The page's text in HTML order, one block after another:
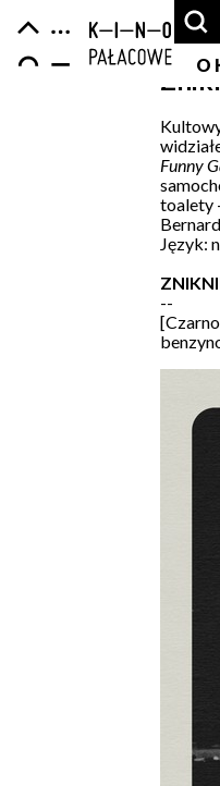
O
Centrum
Kultury
strona
główna
Funny
toalety
Język:
--